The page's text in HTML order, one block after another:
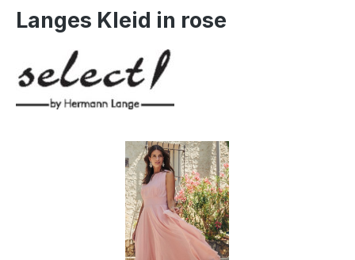
Langes Kleid in rose
Bildergalerie überspringen